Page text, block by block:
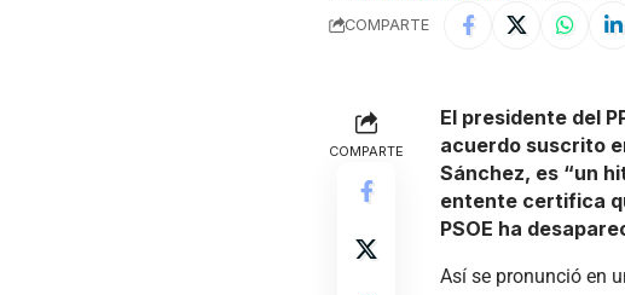
COMPARTE
COMPARTE
El presidente del
acuerdo suscrito
Sánchez, es “un
entente certifica
PSOE ha
Así se pronunció en